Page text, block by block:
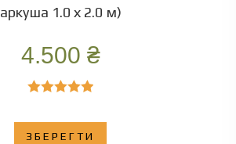
аркуша 1.0 х 2.0 м)
4.500 ₴
5.00з 5
ЗБЕРЕГТИ